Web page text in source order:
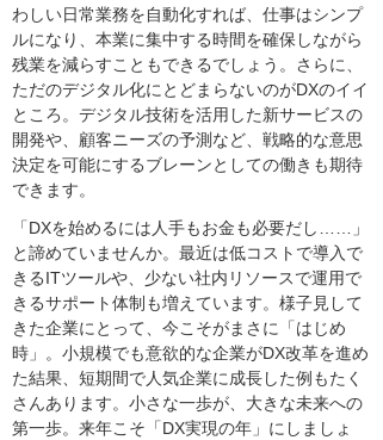
わしい日常業務を自動化すれば、仕事はシンプ
ルになり、本業に集中する時間を確保しながら
残業を減らすこともできるでしょう。さらに、
ただのデジタル化にとどまらないのがDXのイイ
ところ。デジタル技術を活用した新サービスの
開発や、顧客ニーズの予測など、戦略的な意思
決定を可能にするブレーンとしての働きも期待
できます。
「DXを始めるには人手もお金も必要だし……」
と諦めていませんか。最近は低コストで導入で
きるITツールや、少ない社内リソースで運用で
きるサポート体制も増えています。様子見して
きた企業にとって、今こそがまさに「はじめ
時」。小規模でも意欲的な企業がDX改革を進め
た結果、短期間で人気企業に成長した例もたく
さんあります。小さな一歩が、大きな未来への
第一歩。来年こそ「DX実現の年」にしましょ